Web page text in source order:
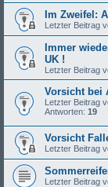
Im Zweifel:
Letzter Beitrag
Immer
UK !
Letzter Beitrag
Vorsicht bei
Letzter Beitrag
Antworten: 19
Vorsicht
Letzter Beitrag
Letzter Beitrag